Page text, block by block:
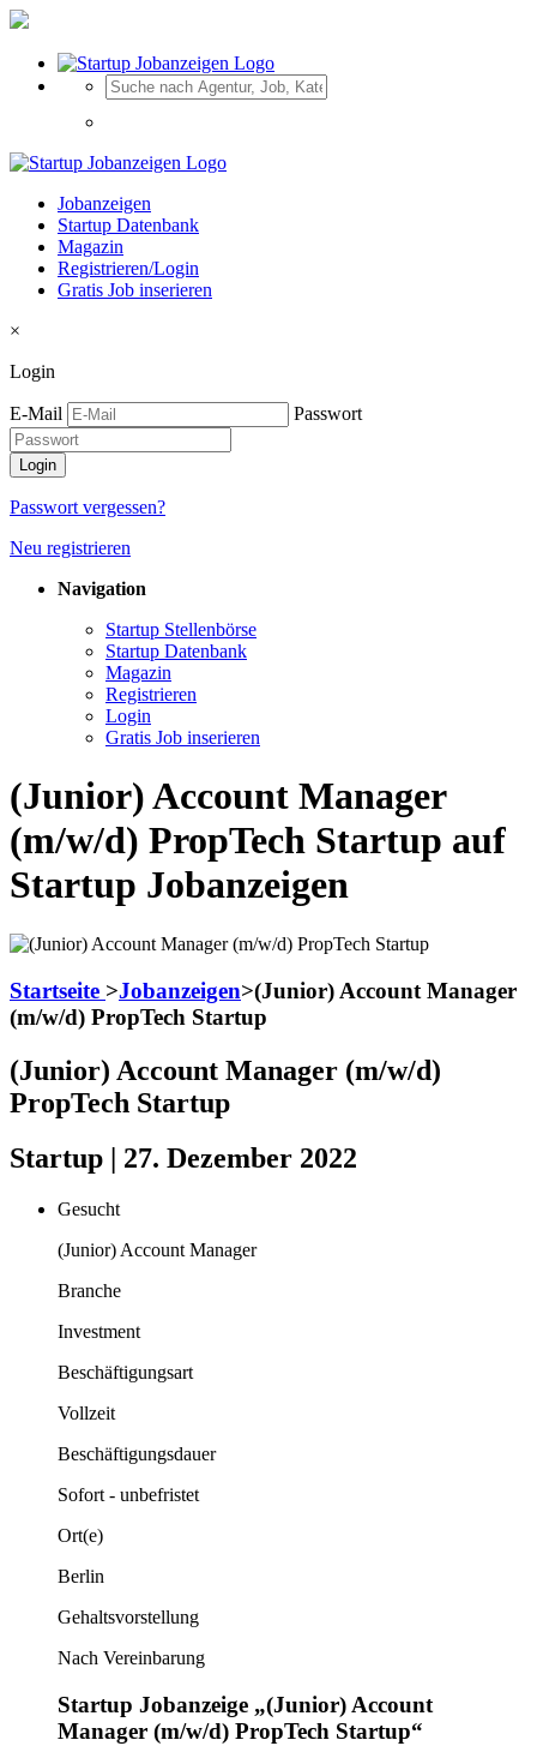
Jobanzeigen
Startup Datenbank
Magazin
Registrieren/Login
Gratis Job inserieren
×
Login
E-Mail Passwort
Passwort vergessen?
Neu registrieren
Navigation
Startup Stellenbörse
Startup Datenbank
Magazin
Registrieren
Login
Gratis Job inserieren
(Junior) Account Manager
(m/w/d) PropTech Startup auf
Startup Jobanzeigen
Startseite >Jobanzeigen>(Junior) Account Manager
(m/w/d) PropTech Startup
(Junior) Account Manager (m/w/d)
PropTech Startup
Startup | 27. Dezember 2022
Gesucht
(Junior) Account Manager
Branche
Investment
Beschäftigungsart
Vollzeit
Beschäftigungsdauer
Sofort - unbefristet
Ort(e)
Berlin
Gehaltsvorstellung
Nach Vereinbarung
Startup Jobanzeige „(Junior) Account
Manager (m/w/d) PropTech Startup“